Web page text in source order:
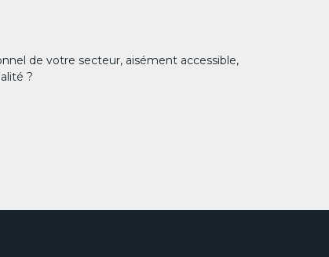
de votre secteur, aisément accessible,
?